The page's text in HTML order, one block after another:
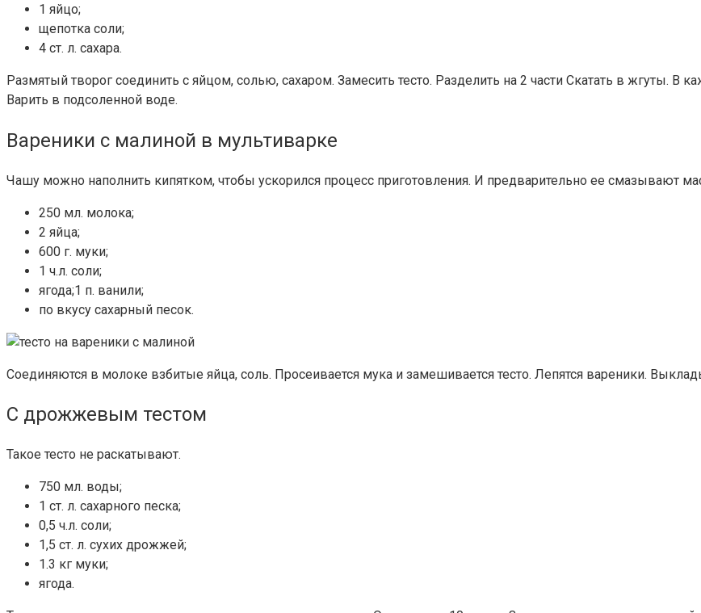
1 яйцо;
щепотка соли;
4 ст. л. сахара.
Размятый творог соединить с яйцом, солью, сахаром. Замесить тесто. Разделить на 2 части Скатать в жгуты. В
Варить в подсоленной воде.
Вареники с малиной в мультиварке
Чашу можно наполнить кипятком, чтобы ускорился процесс приготовления. И предварительно ее смазывают
250 мл. молока;
2 яйца;
600 г. муки;
1 ч.л. соли;
ягода;1 п. ванили;
по вкусу сахарный песок.
Соединяются в молоке взбитые яйца, соль. Просеивается мука и замешивается тесто. Лепятся вареники.
С дрожжевым тестом
Такое тесто не раскатывают.
750 мл. воды;
1 ст. л. сахарного песка;
0,5 ч.л. соли;
1,5 ст. л. сухих дрожжей;
1.3 кг муки;
ягода.